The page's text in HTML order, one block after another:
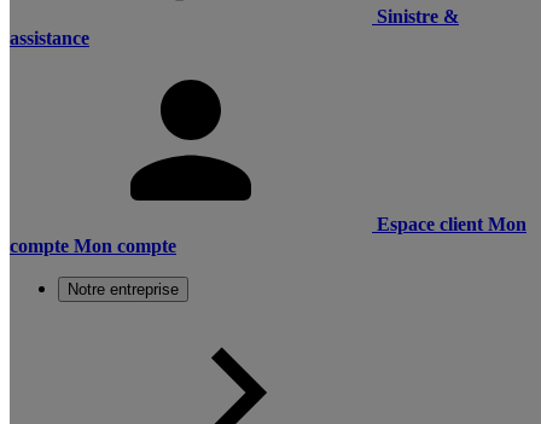
Sinistre &
assistance
Espace client Mon
compte Mon compte
Notre entreprise